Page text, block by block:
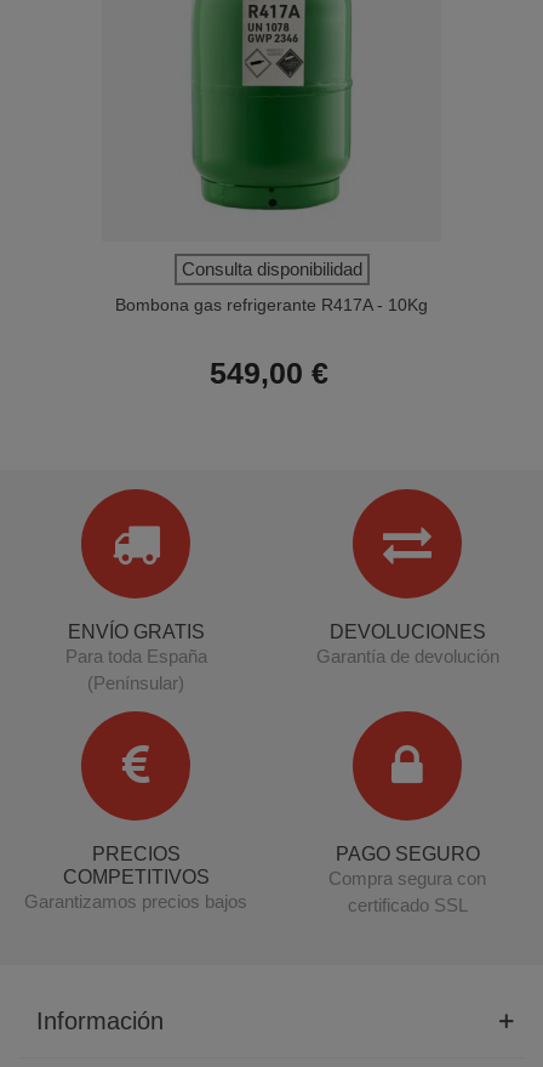
Consulta disponibilidad
Bombona gas refrigerante R417A - 10Kg
549,00 €
ENVÍO GRATIS
Para toda España
(Penínsular)
DEVOLUCIONES
Garantía de devolución
PRECIOS
COMPETITIVOS
Garantizamos precios bajos
PAGO SEGURO
Compra segura con
certificado SSL
Información